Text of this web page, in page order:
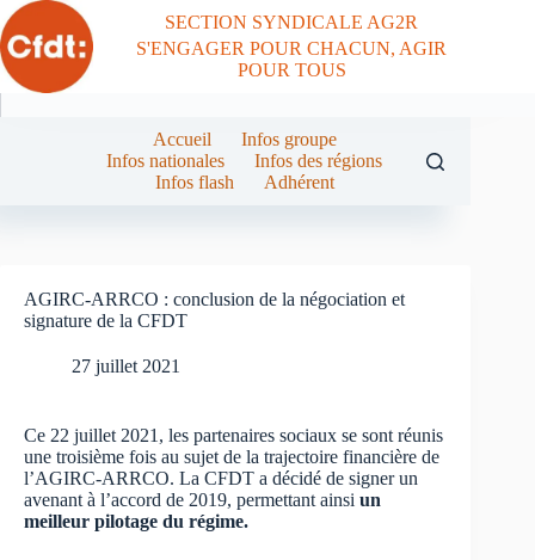
Passer
au
contenu
SECTION SYNDICALE AG2R
S'ENGAGER POUR CHACUN, AGIR
POUR TOUS
Accueil
Infos groupe
Infos nationales
Infos des régions
Infos flash
Adhérent
AGIRC-ARRCO : conclusion de la négociation et
signature de la CFDT
27 juillet 2021
Ce 22 juillet 2021, les partenaires sociaux se sont réunis
une troisième fois au sujet de la trajectoire financière de
l’AGIRC-ARRCO. La CFDT a décidé de signer un
avenant à l’accord de 2019, permettant ainsi un
meilleur pilotage du régime.